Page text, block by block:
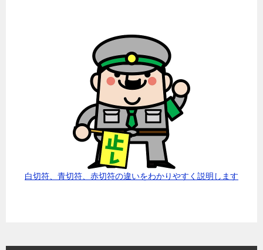
白切符、青切符、赤切符の違いをわかりやすく説明します